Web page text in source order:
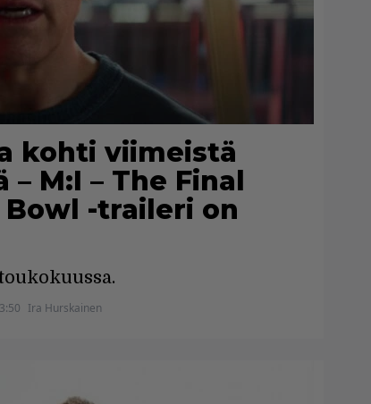
kohti viimeistä
M:I – The Final
-traileri on
Ira Hurskainen